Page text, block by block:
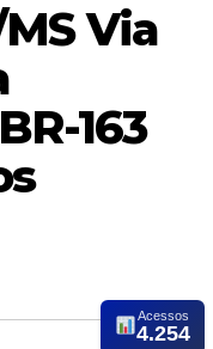
Via
163
Acessos
4.254